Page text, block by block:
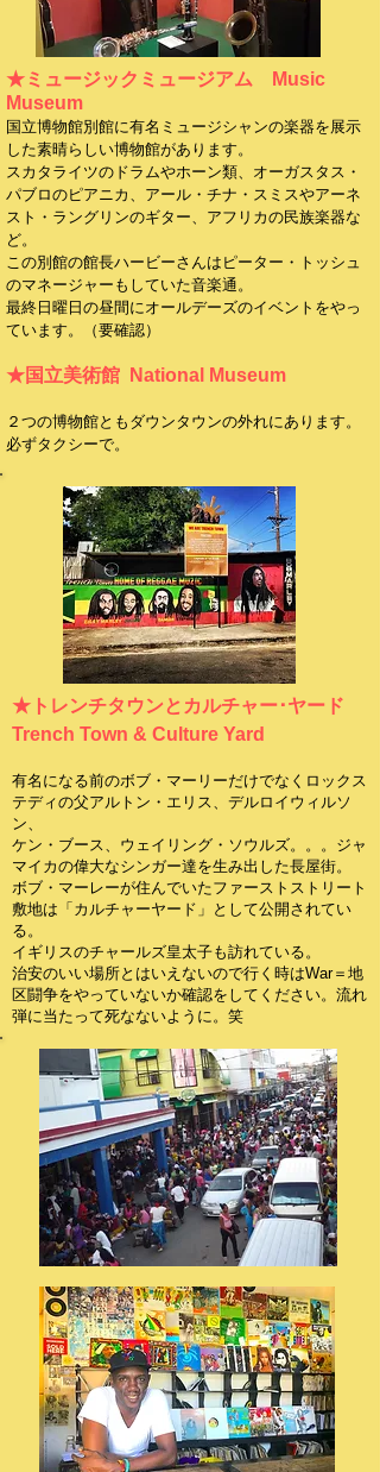
★ミュージックミュージアム Music
Museum
国立博物館別館に有名ミュージシャンの楽器を展示
した素晴らしい博物館があります。
スカタライツのドラムやホーン類、オーガスタス・
パブロのピアニカ、アール・チナ・スミスやアーネ
スト・ラングリンのギター、アフリカの民族楽器な
ど。
この別館の館長ハービーさんはピーター・トッシュ
のマネージャーもしていた音楽通。
最終日曜日の昼間にオールデーズのイベントをやっ
ています。（要確認）
★国立美術館 National Museum
​２つの博物館ともダウンタウンの外れにあります。
必ずタクシーで。
★トレンチタウンとカルチャー･ヤード
Trench Town & Culture Yard
​有名になる前のボブ・マーリーだけでなくロックス
テディの父アルトン・エリス、デルロイウィルソ
ン、
ケン・ブース、ウェイリング・ソウルズ。。。ジャ
マイカの偉大なシンガー達を生み出した長屋街。
ボブ・マーレーが住んでいたファーストストリート
敷地は「カルチャーヤード」として公開されてい
る。
イギリスのチャールズ皇太子も訪れている。
治安のいい場所とはいえないので行く時はWar＝地
区闘争をやっていないか確認をしてください。流れ
弾に当たって死なないように。笑